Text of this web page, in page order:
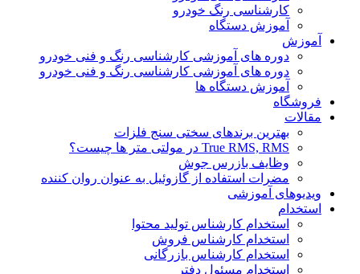
کارشناسی رنگ خودرو
آموزش دستگاه
آموزش
دوره های آموزشی کارشناسی رنگ و فنی خودرو
دوره های آموزشی کارشناسی رنگ و فنی خودرو
آموزش دستگاه ها
فروشگاه
مقالات
بهترین برندهای سختی سنج فلزات
True RMS, RMS در مولتی متر ها چیست؟
وظایف بازرس جوش
مضرات استفاده از گازوئیل به عنوان روان کننده
ویدیوهای آموزشی
استخدام
استخدام کارشناس تولید محتوا
استخدام کارشناس فروش
استخدام کارشناس بازرگانی
استخدام مسئول دفتر